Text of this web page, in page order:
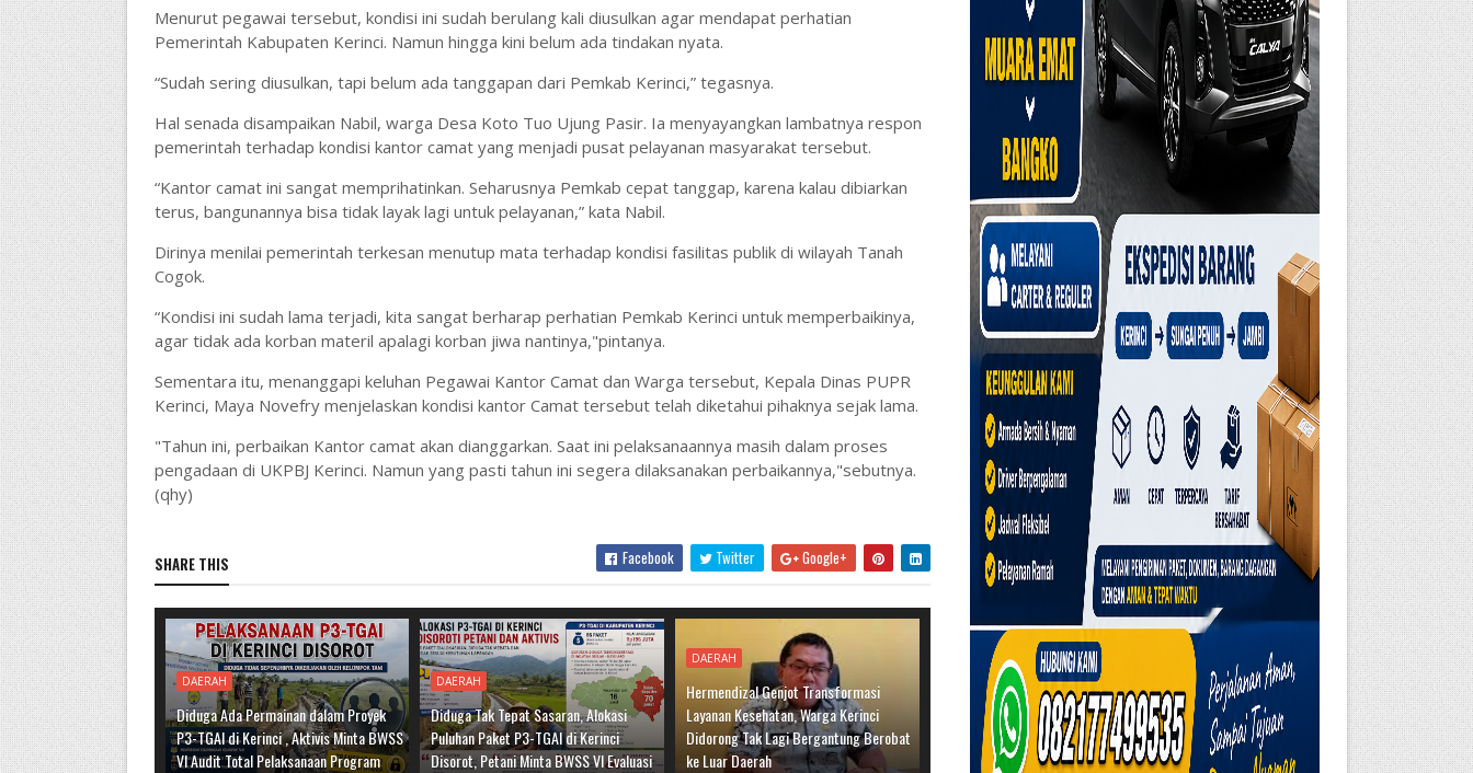
Menurut pegawai tersebut, kondisi ini sudah berulang kali diusulkan agar mendapat perhatian
Pemerintah Kabupaten Kerinci. Namun hingga kini belum ada tindakan nyata.
“Sudah sering diusulkan, tapi belum ada tanggapan dari Pemkab Kerinci,” tegasnya.
Hal senada disampaikan Nabil, warga Desa Koto Tuo Ujung Pasir. Ia menyayangkan lambatnya respon
pemerintah terhadap kondisi kantor camat yang menjadi pusat pelayanan masyarakat tersebut.
“Kantor camat ini sangat memprihatinkan. Seharusnya Pemkab cepat tanggap, karena kalau dibiarkan
terus, bangunannya bisa tidak layak lagi untuk pelayanan,” kata Nabil.
Dirinya menilai pemerintah terkesan menutup mata terhadap kondisi fasilitas publik di wilayah Tanah
Cogok.
“Kondisi ini sudah lama terjadi, kita sangat berharap perhatian Pemkab Kerinci untuk memperbaikinya,
agar tidak ada korban materil apalagi korban jiwa nantinya,"pintanya.
Sementara itu, menanggapi keluhan Pegawai Kantor Camat dan Warga tersebut, Kepala Dinas PUPR
Kerinci, Maya Novefry menjelaskan kondisi kantor Camat tersebut telah diketahui pihaknya sejak lama.
"Tahun ini, perbaikan Kantor camat akan dianggarkan. Saat ini pelaksanaannya masih dalam proses
pengadaan di UKPBJ Kerinci. Namun yang pasti tahun ini segera dilaksanakan perbaikannya,"sebutnya.
(qhy)
SHARE THIS Facebook Twitter Google+
DAERAH
Diduga Ada Permainan dalam Proyek
P3-TGAI di Kerinci , Aktivis Minta BWSS
VI Audit Total Pelaksanaan Program
DAERAH
Diduga Tak Tepat Sasaran, Alokasi
Puluhan Paket P3-TGAI di Kerinci
Disorot, Petani Minta BWSS VI Evaluasi
DAERAH
Hermendizal Genjot Transformasi
Layanan Kesehatan, Warga Kerinci
Didorong Tak Lagi Bergantung Berobat
ke Luar Daerah